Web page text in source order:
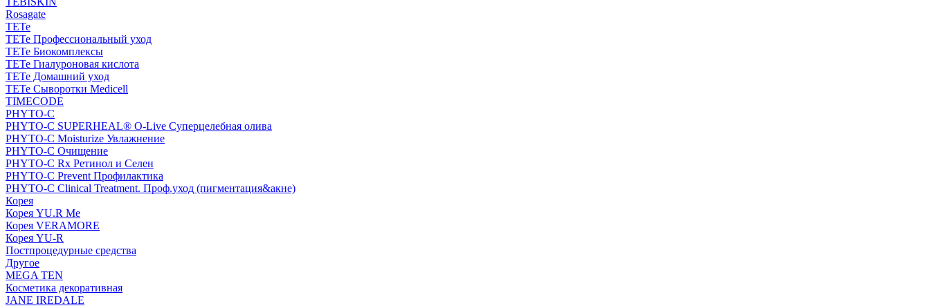
Rosagate
TETe
TETe Профессиональный уход
TETe Биокомплексы
TETe Гиалуроновая кислота
TETe Домашний уход
TETe Сыворотки Medicell
TIMECODE
PHYTO-C
PHYTO-C SUPERHEAL® O-Live Суперцелебная олива
PHYTO-C Moisturize Увлажнение
PHYTO-C Очищение
PHYTO-C Rx Ретинол и Селен
PHYTO-C Prevent Профилактика
PHYTO-C Clinical Treatment. Проф.уход (пигментация&акне)
Корея
Корея YU.R Me
Корея VERAMORE
Корея YU-R
Постпроцедурные средства
Другое
MEGA TEN
Косметика декоративная
JANE IREDALE